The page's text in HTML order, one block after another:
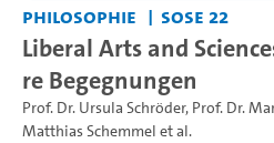
Philosophie SoSe 22
Liberal Arts and
re Begegnungen
Prof. Dr. Ursula Schröder, Prof. Dr.
Matthias Schemmel et al.